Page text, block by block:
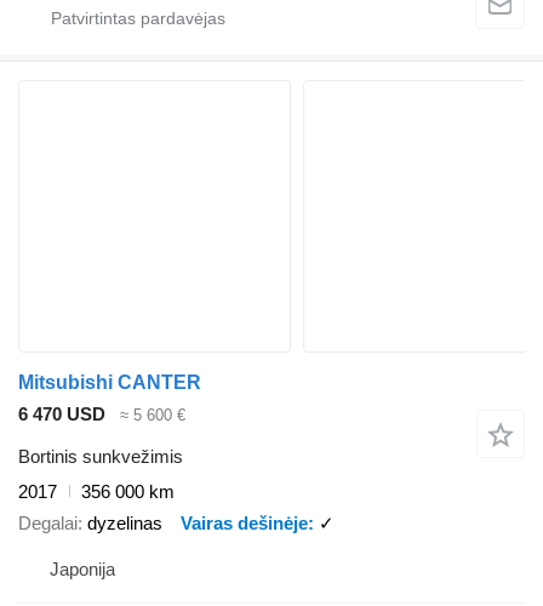
Mitsubishi CANTER
6 470 USD
≈ 5 600 €
Bortinis sunkvežimis
2017
356 000 km
Degalai dyzelinas Vairas dešinėje ✓
Japonija